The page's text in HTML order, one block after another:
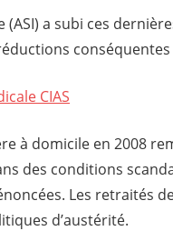
(ASI) a subi ces
conséquentes
CIAS
à domicile en 2008
des conditions
Les retraités
d’austérité.